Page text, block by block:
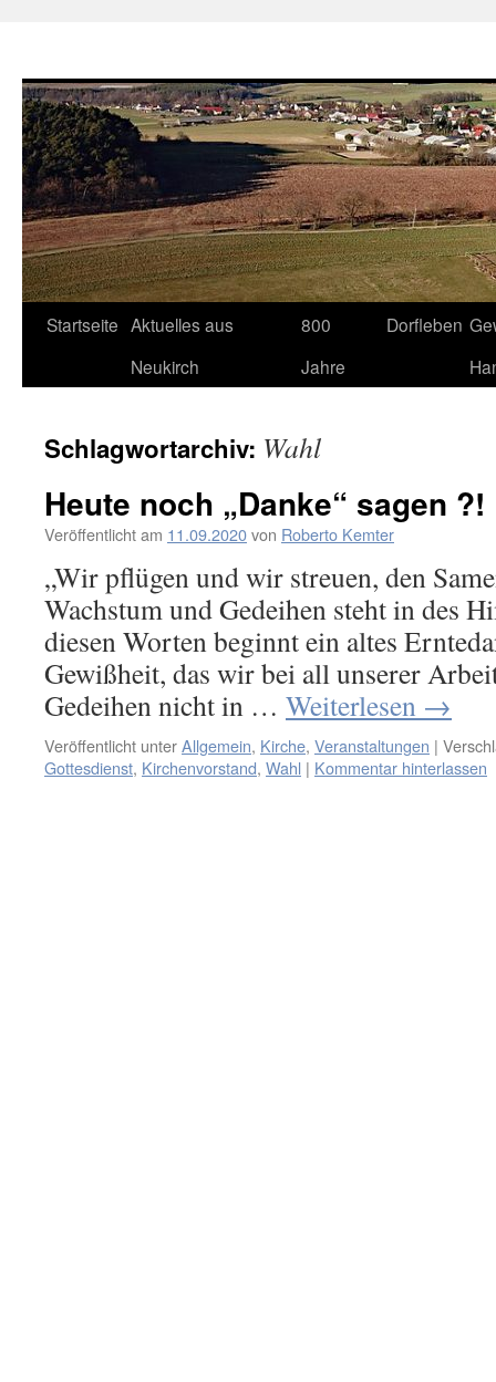
Zum
Startseite Aktuelles aus
Neukirch
800
Jahre
Dorfleben
Schlagwortarchiv: Wahl
Heute noch „Danke“ sagen ?!
Veröffentlicht am 11.09.2020von Roberto Kemter
„Wir pflügen und wir streuen, den
Wachstum und Gedeihen steht in des
diesen Worten beginnt ein altes
Gewißheit, das wir bei all unserer
Gedeihen nicht in … Weiterlesen →
Veröffentlicht unterAllgemein, Kirche, Veranstaltungen |
Gottesdienst, Kirchenvorstand, Wahl | Kommentar hinterlassen